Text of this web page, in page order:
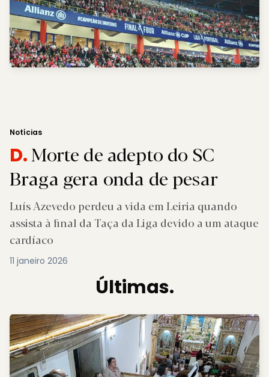
Notícias
D.Morte de adepto do SC
Braga gera onda de pesar
Luís Azevedo perdeu a vida em Leiria quando
assista à final da Taça da Liga devido a um ataque
cardíaco
11 janeiro 2026
Últimas.